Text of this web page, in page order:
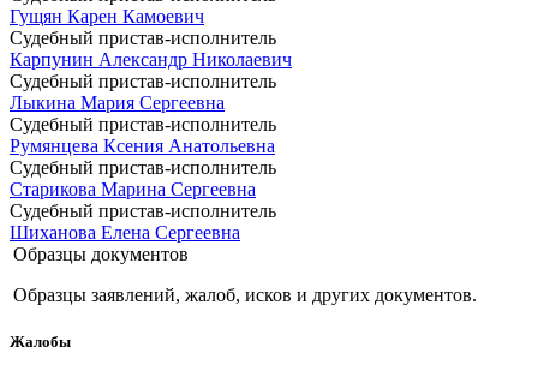
Гущян Карен Камоевич
Судебный пристав-исполнитель
Карпунин Александр Николаевич
Судебный пристав-исполнитель
Лыкина Мария Сергеевна
Судебный пристав-исполнитель
Румянцева Ксения Анатольевна
Судебный пристав-исполнитель
Старикова Марина Сергеевна
Судебный пристав-исполнитель
Шиханова Елена Сергеевна
Образцы документов
Образцы заявлений, жалоб, исков и других документов.
Жалобы